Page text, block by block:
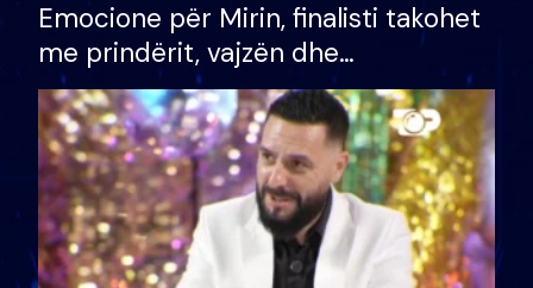
Emocione për Mirin, finalisti takohet
me prindërit, vajzën dhe
bashkëshorten: S’kemi ndonjë letër
divorci apo jo?